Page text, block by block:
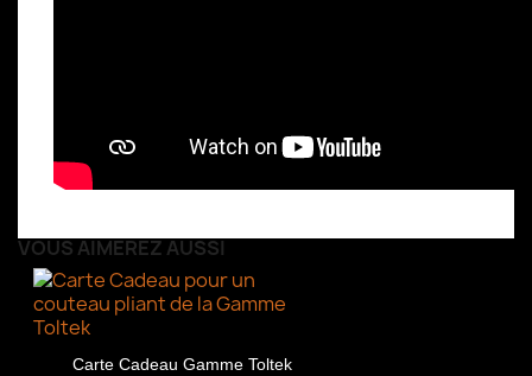
VOUS AIMEREZ AUSSI
Carte Cadeau Gamme Toltek